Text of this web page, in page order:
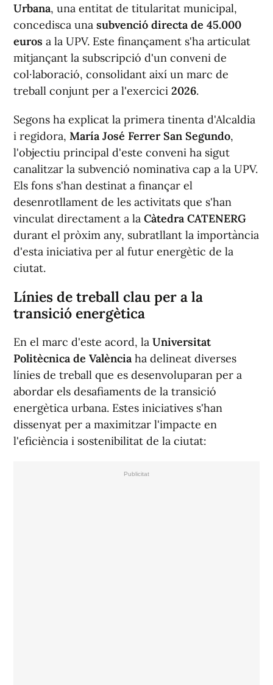
Urbana, una entitat de titularitat municipal,
concedisca una subvenció directa de 45.000
euros a la UPV. Este finançament s'ha articulat
mitjançant la subscripció d'un conveni de
col·laboració, consolidant així un marc de
treball conjunt per a l'exercici 2026.
Segons ha explicat la primera tinenta d'Alcaldia
i regidora, María José Ferrer San Segundo,
l'objectiu principal d'este conveni ha sigut
canalitzar la subvenció nominativa cap a la UPV.
Els fons s'han destinat a finançar el
desenrotllament de les activitats que s'han
vinculat directament a la Càtedra CATENERG
durant el pròxim any, subratllant la importància
d'esta iniciativa per al futur energètic de la
ciutat.
Línies de treball clau per a la
transició energètica
En el marc d'este acord, la Universitat
Politècnica de València ha delineat diverses
línies de treball que es desenvoluparan per a
abordar els desafiaments de la transició
energètica urbana. Estes iniciatives s'han
dissenyat per a maximitzar l'impacte en
l'eficiència i sostenibilitat de la ciutat: